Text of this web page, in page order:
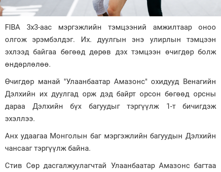
Энтертайнмэнт
Зурхай
FIBA 3x3-аас мэргэжлийн тэмцээний амжилтаар оноо
олгож эрэмбэлдэг. Их. дуулгын энэ улирлын тэмцээн
эхлээд байгаа бөгөөд дөрөв дэх тэмцээн өчигдөр болж
өндөрлөлөө.
Өчигдөр манай "Улаанбаатар Амазонс" охидууд Венагийн
Дэлхийн их дуулгад орж дэд байрт орсон бөгөөд орсны
дараа Дэлхийн бүх багуудыг тэргүүлж 1-т бичигдэж
эхэллээ.
Анх удаагаа Монголын баг мэргэжлийн багуудын Дэлхийн
чансааг тэргүүлж байна.
Стив Сөр дасгалжуулагчтай Улаанбаатар Амазонс багтаа